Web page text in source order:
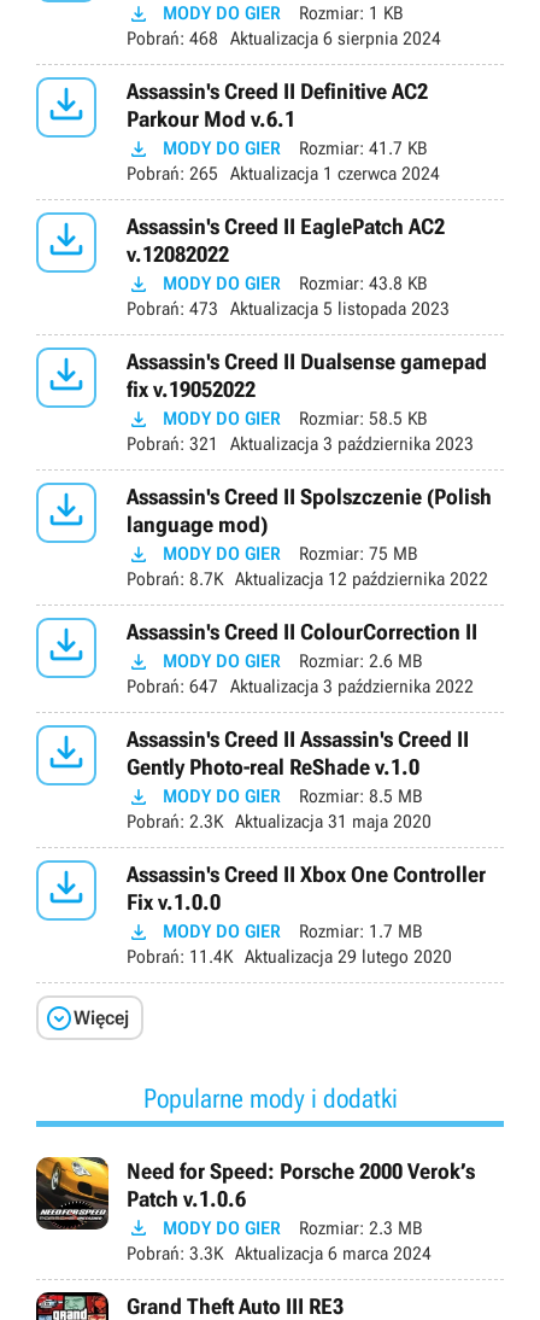
 MODY DO GIER Rozmiar: 1 KB
Pobrań: 468 Aktualizacja 6 sierpnia 2024

Assassin's Creed II Definitive AC2
Parkour Mod v.6.1
 MODY DO GIER Rozmiar: 41.7 KB
Pobrań: 265 Aktualizacja 1 czerwca 2024

Assassin's Creed II EaglePatch AC2
v.12082022
 MODY DO GIER Rozmiar: 43.8 KB
Pobrań: 473 Aktualizacja 5 listopada 2023

Assassin's Creed II Dualsense gamepad
fix v.19052022
 MODY DO GIER Rozmiar: 58.5 KB
Pobrań: 321 Aktualizacja 3 października 2023

Assassin's Creed II Spolszczenie (Polish
language mod)
 MODY DO GIER Rozmiar: 75 MB
Pobrań: 8.7K Aktualizacja 12 października 2022
 Assassin's Creed II ColourCorrection II
 MODY DO GIER Rozmiar: 2.6 MB
Pobrań: 647 Aktualizacja 3 października 2022

Assassin's Creed II Assassin's Creed II
Gently Photo-real ReShade v.1.0
 MODY DO GIER Rozmiar: 8.5 MB
Pobrań: 2.3K Aktualizacja 31 maja 2020

Assassin's Creed II Xbox One Controller
Fix v.1.0.0
 MODY DO GIER Rozmiar: 1.7 MB
Pobrań: 11.4K Aktualizacja 29 lutego 2020
Więcej
Popularne mody i dodatki
Need for Speed: Porsche 2000 Verok’s
Patch v.1.0.6
 MODY DO GIER Rozmiar: 2.3 MB
Pobrań: 3.3K Aktualizacja 6 marca 2024
Grand Theft Auto III RE3